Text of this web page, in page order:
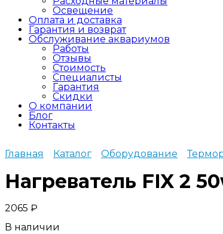
Освещение
Оплата и доставка
Гарантия и возврат
Обслуживание аквариумов
Работы
Отзывы
Стоимость
Специалисты
Гарантия
Скидки
О компании
Блог
Контакты
Главная Каталог Оборудование
Нагреватель FIX 2
2065 ₽
В наличии